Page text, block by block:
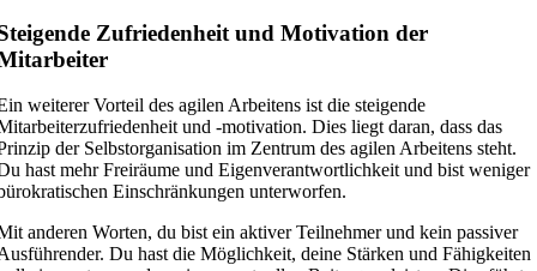
Zufriedenheit und Motivation der
weiterer Vorteil des agilen Arbeitens ist die steigende
und -motivation. Dies liegt daran, dass das
der Selbstorganisation im Zentrum des agilen Arbeitens steht.
hast mehr Freiräume und Eigenverantwortlichkeit und bist weniger
Einschränkungen unterworfen.
anderen Worten, du bist ein aktiver Teilnehmer und kein passiver
Du hast die Möglichkeit, deine Stärken und Fähigkeiten